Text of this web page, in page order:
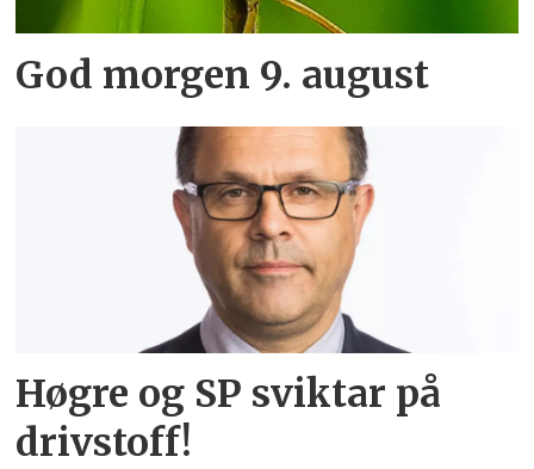
God morgen 9. august
Høgre og SP sviktar på
drivstoff!